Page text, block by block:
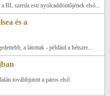
BL szerda esti nyolcaddöntőjének első...
és a
a látottak - például a hétszer...
továbbjutott a páros első